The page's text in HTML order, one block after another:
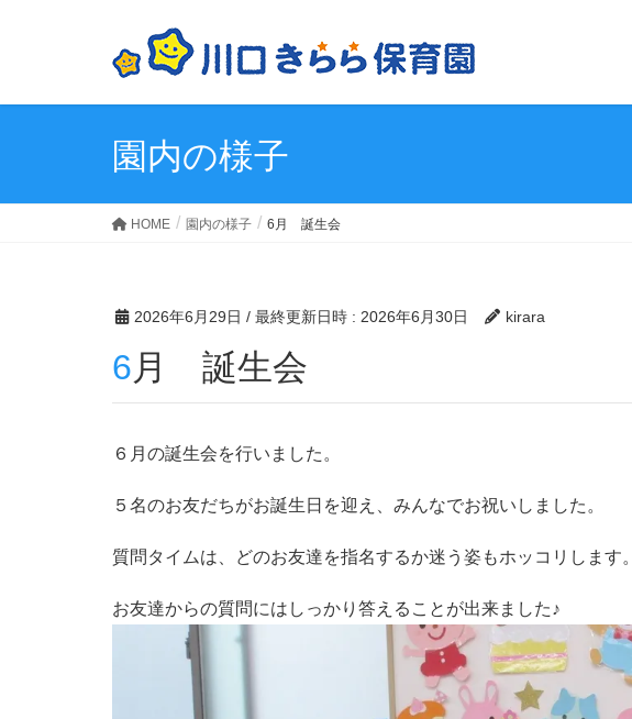
園内の様子
HOME 園内の様子 6月 誕生会
2026年6月29日 / 最終更新日時 : 2026年6月30日 kirara
6月 誕生会
６月の誕生会を行いました。
５名のお友だちがお誕生日を迎え、みんなでお祝いしました。
質問タイムは、どのお友達を指名するか迷う姿もホッコリします。
お友達からの質問にはしっかり答えることが出来ました♪